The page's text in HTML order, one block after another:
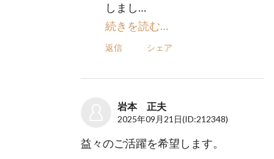
しまし…
続きを読む…
返信 シェア
岩本 正夫
2025年09月21日(ID:212348)
益々のご活躍を希望します。